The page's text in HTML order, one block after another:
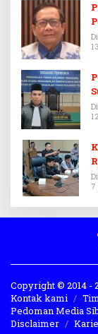
7
Copyright © 2014 -
Kontak kami
Pedoman Media
Disclaimer